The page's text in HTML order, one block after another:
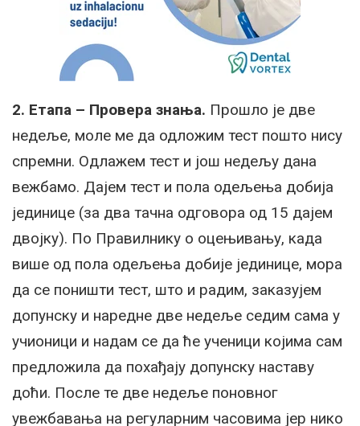
2. Етапа – Провера знања. Прошло је две
недеље, моле ме да одложим тест пошто нису
спремни. Одлажем тест и још недељу дана
вежбамо. Дајем тест и пола одељења добија
јединице (за два тачна одговора од 15 дајем
двојку). По Правилнику о оцењивању, када
више од пола одељења добије јединице, мора
да се поништи тест, што и радим, заказујем
допунску и наредне две недеље седим сама у
учионици и надам се да ће ученици којима сам
предложила да похађају допунску наставу
доћи. После те две недеље поновног
увежбавања на регуларним часовима јер нико